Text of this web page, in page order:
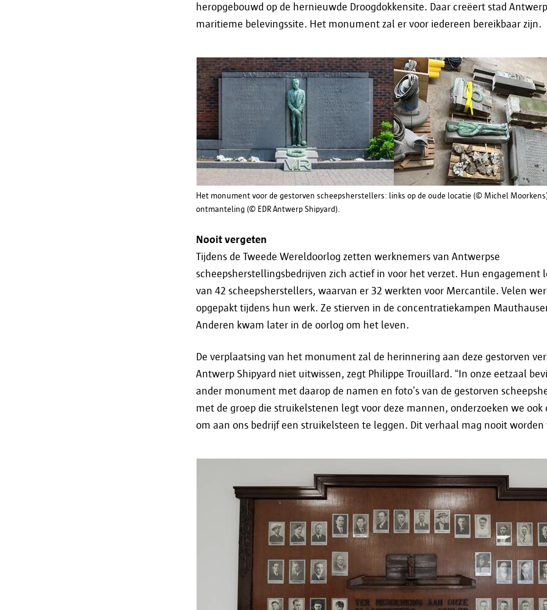
heropgebouwd op de hernieuwde Droogdokkensite. Daar creëert stad
maritieme belevingssite. Het monument zal er voor iedereen bereikbaar zijn.
Het monument voor de gestorven scheepsherstellers: links op de oude locatie (© Michel
ontmanteling (© EDR Antwerp Shipyard).
Nooit vergeten
Tijdens de Tweede Wereldoorlog zetten werknemers van Antwerpse
scheepsherstellingsbedrijven zich actief in voor het verzet. Hun engagement
van 42 scheepsherstellers, waarvan er 32 werkten voor Mercantile. Velen
opgepakt tijdens hun werk. Ze stierven in de concentratiekampen
Anderen kwam later in de oorlog om het leven.
De verplaatsing van het monument zal de herinnering aan deze gestorven
Antwerp Shipyard niet uitwissen, zegt Philippe Trouillard. “In onze eetzaal
ander monument met daarop de namen en foto’s van de gestorven
met de groep die struikelstenen legt voor deze mannen, onderzoeken we ook
om aan ons bedrijf een struikelsteen te leggen. Dit verhaal mag nooit worden
Je persoonsgegevens worden verwerkt en
doel waarvoor ze zijn verzameld. Als je wil weten
informatieveiligheid@antwerpen.be. Na afloop
persoonsgegevens door stad Antwerpen gewist.
Jouw rechten
Ingevolge de verordening (EU) 2016/679 van 27
uitoefening van deze rechten contact op met
informatieveiligheid@antwerpen.be.
Verder heb je ook het recht om een klacht in te
overheden, als je vindt dat jouw gegevens op een
Gegevensbeschermingsautoriteit.
Vlaamse Toezichtcommissie
Koning Albert II Laan 15
1210 Brussel
contact@toezichtcommissie.be
Gegevensbeschermingsautoriteit
Drukpersstraat 35
1000 BRUSSEL
Tel. 02/274.48.00
Fax 02/274.48.35
contact@apd-gba.be